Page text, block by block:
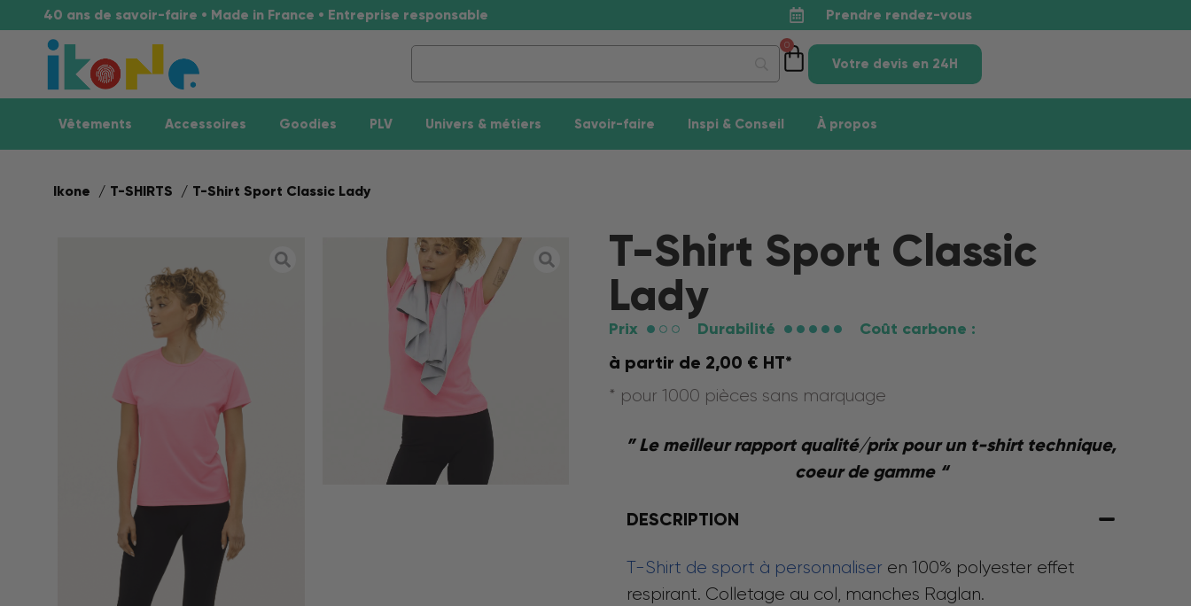
40 ans de savoir-faire • Made in France • Entreprise responsable Prendre rendez-vous
0
Votre devis en 24H
Vêtements Accessoires Goodies PLV Univers & métiers Savoir-faire Inspi & Conseil À propos
Ikone T-SHIRTS T-Shirt Sport Classic Lady
T-Shirt Sport Classic
Lady
Prix Durabilité Coût carbone :
à partir de 2,00 € HT*
* pour 1000 pièces sans marquage
” Le meilleur rapport qualité/prix pour un t-shirt technique,
coeur de gamme “
DESCRIPTION
T-Shirt de sport à personnaliser en 100% polyester effet
respirant. Colletage au col, manches Raglan.